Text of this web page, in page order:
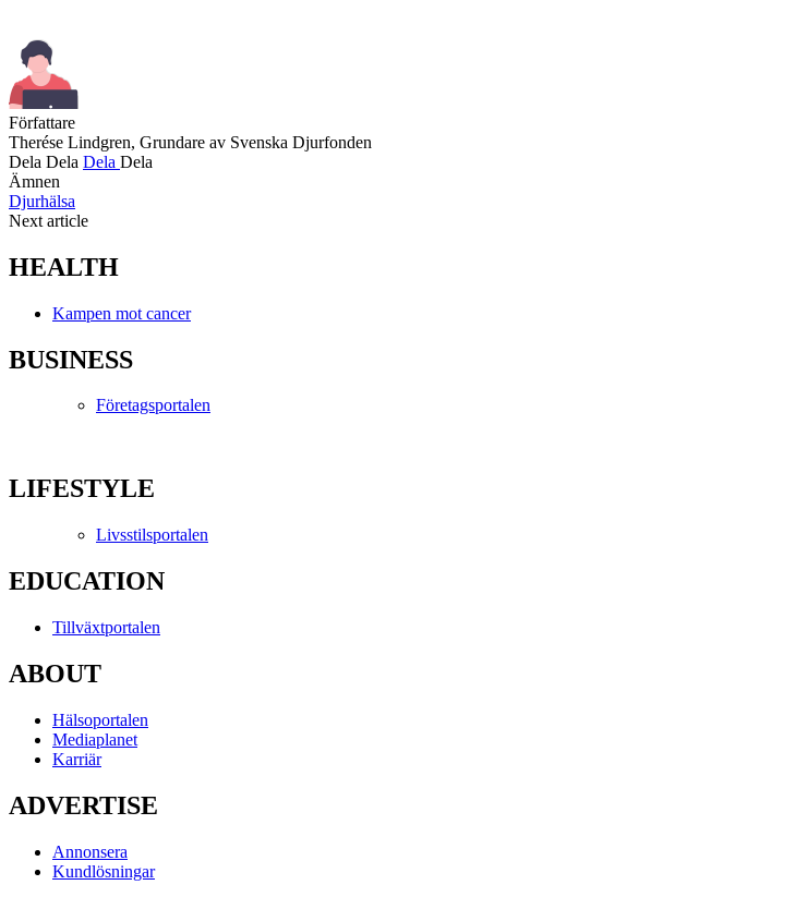
Författare
Therése Lindgren, Grundare av Svenska Djurfonden
Dela Dela Dela Dela
Ämnen
Djurhälsa
Next article
HEALTH
Kampen mot cancer
BUSINESS
Företagsportalen
LIFESTYLE
Livsstilsportalen
EDUCATION
Tillväxtportalen
ABOUT
Hälsoportalen
Mediaplanet
Karriär
ADVERTISE
Annonsera
Kundlösningar